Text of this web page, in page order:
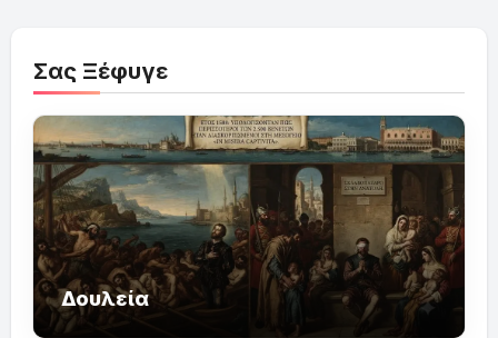
Σας Ξέφυγε
Δουλεία